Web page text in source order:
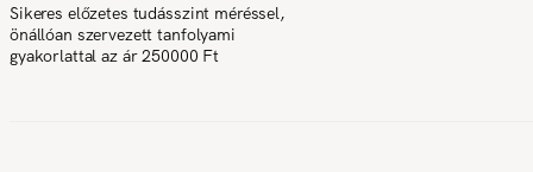
Sikeres előzetes tudásszint méréssel,
önállóan szervezett tanfolyami
gyakorlattal az ár 250000 Ft